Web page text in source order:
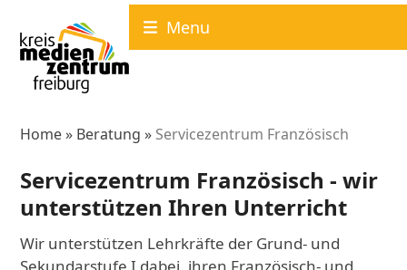
content
Menu
Home» Beratung » Servicezentrum Französisch
Servicezentrum Französisch - wir
unterstützen Ihren Unterricht
Wir unterstützen Lehrkräfte der Grund- und